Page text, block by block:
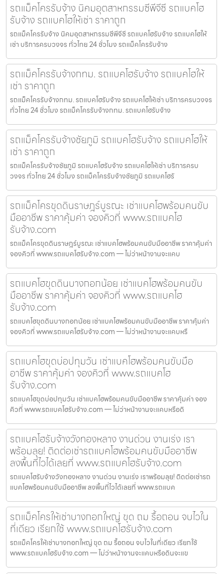
รถแม็คโครรับจ้าง นิคมอุตสาหกรรมซีพีจีซี รถแบคโฮ
รับจ้าง รถแบคโฮให้เช่า ราคาถูก
รถแม็คโครรับจ้าง นิคมอุตสาหกรรมซีพีจีซี รถแบคโฮรับจ้าง รถแบคโฮให้
เช่า บริการครบวงจร ทั่วไทย 24 ชั่วโมง รถแม็คโครรับจ้าง
รถแม็คโครรับจ้างกทม. รถแบคโฮรับจ้าง รถแบคโฮให้
เช่า ราคาถูก
รถแม็คโครรับจ้างกทม. รถแบคโฮรับจ้าง รถแบคโฮให้เช่า บริการครบวงจร
ทั่วไทย 24 ชั่วโมง รถแม็คโครรับจ้างกทม. รถแบคโฮรับจ้าง
รถแม็คโครรับจ้างชัยภูมิ รถแบคโฮรับจ้าง รถแบคโฮให้
เช่า ราคาถูก
รถแม็คโครรับจ้างชัยภูมิ รถแบคโฮรับจ้าง รถแบคโฮให้เช่า บริการครบ
วงจร ทั่วไทย 24 ชั่วโมง รถแม็คโครรับจ้างชัยภูมิ รถแบคโฮรั
รถแม็คโครขุดดินราษฎร์บูรณะ เช่าแบคโฮพร้อมคนขับ
มืออาชีพ ราคาคุ้มค่า จองคิวที่ www.รถแบคโฮ
รับจ้าง.com
รถแม็คโครขุดดินราษฎร์บูรณะ เช่าแบคโฮพร้อมคนขับมืออาชีพ ราคาคุ้มค่า
จองคิวที่ www.รถแบคโฮรับจ้าง.com — ไม่ว่าหน้างานจะแคบ
รถแบคโฮขุดดินบางกอกน้อย เช่าแบคโฮพร้อมคนขับ
มืออาชีพ ราคาคุ้มค่า จองคิวที่ www.รถแบคโฮ
รับจ้าง.com
รถแบคโฮขุดดินบางกอกน้อย เช่าแบคโฮพร้อมคนขับมืออาชีพ ราคาคุ้มค่า
จองคิวที่ www.รถแบคโฮรับจ้าง.com — ไม่ว่าหน้างานจะแคบหรื
รถแบคโฮขุดบ่อปทุมวัน เช่าแบคโฮพร้อมคนขับมือ
อาชีพ ราคาคุ้มค่า จองคิวที่ www.รถแบคโฮ
รับจ้าง.com
รถแบคโฮขุดบ่อปทุมวัน เช่าแบคโฮพร้อมคนขับมืออาชีพ ราคาคุ้มค่า จอง
คิวที่ www.รถแบคโฮรับจ้าง.com — ไม่ว่าหน้างานจะแคบหรือดิ
รถแบคโฮรับจ้างวังทองหลาง งานด่วน งานเร่ง เรา
พร้อมลุย! ติดต่อเช่ารถแบคโฮพร้อมคนขับมืออาชีพ
ลงพื้นที่ไวได้เลยที่ www.รถแบคโฮรับจ้าง.com
รถแบคโฮรับจ้างวังทองหลาง งานด่วน งานเร่ง เราพร้อมลุย! ติดต่อเช่ารถ
แบคโฮพร้อมคนขับมืออาชีพ ลงพื้นที่ไวได้เลยที่ www.รถแบค
รถแม็คโครให้เช่าบางกอกใหญ่ ขุด ถม รื้อถอน จบไวใน
ที่เดียว เรียกใช้ www.รถแบคโฮรับจ้าง.com
รถแม็คโครให้เช่าบางกอกใหญ่ ขุด ถม รื้อถอน จบไวในที่เดียว เรียกใช้
www.รถแบคโฮรับจ้าง.com — ไม่ว่าหน้างานจะแคบหรือดินจะแข